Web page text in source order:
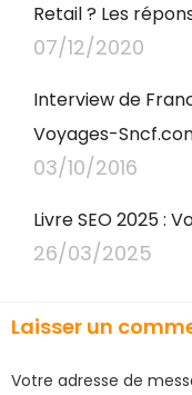
Retail ? Les
07/12/2020
Interview de
Voyages-
03/10/2016
Livre SEO 2025 :
26/03/2025
Laisser un
Votre adresse de